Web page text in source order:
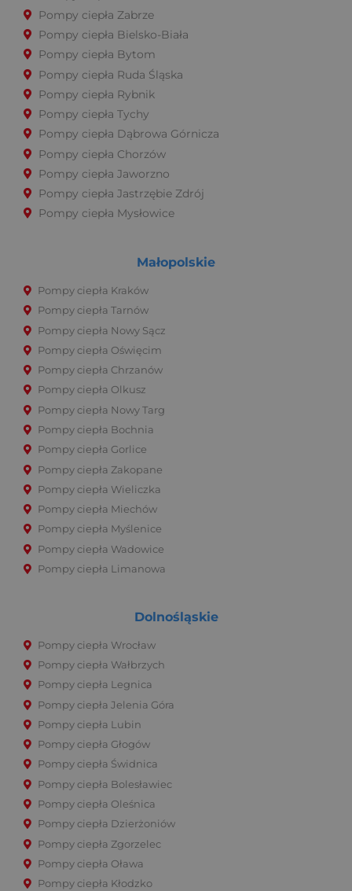
Pompy ciepła Zabrze
Pompy ciepła Bielsko-Biała
Pompy ciepła Bytom
Pompy ciepła Ruda Śląska
Pompy ciepła Rybnik
Pompy ciepła Tychy
Pompy ciepła Dąbrowa Górnicza
Pompy ciepła Chorzów
Pompy ciepła Jaworzno
Pompy ciepła Jastrzębie Zdrój
Pompy ciepła Mysłowice
Małopolskie
Pompy ciepła Kraków
Pompy ciepła Tarnów
Pompy ciepła Nowy Sącz
Pompy ciepła Oświęcim
Pompy ciepła Chrzanów
Pompy ciepła Olkusz
Pompy ciepła Nowy Targ
Pompy ciepła Bochnia
Pompy ciepła Gorlice
Pompy ciepła Zakopane
Pompy ciepła Wieliczka
Pompy ciepła Miechów
Pompy ciepła Myślenice
Pompy ciepła Wadowice
Pompy ciepła Limanowa
Dolnośląskie
Pompy ciepła Wrocław
Pompy ciepła Wałbrzych
Pompy ciepła Legnica
Pompy ciepła Jelenia Góra
Pompy ciepła Lubin
Pompy ciepła Głogów
Pompy ciepła Świdnica
Pompy ciepła Bolesławiec
Pompy ciepła Oleśnica
Pompy ciepła Dzierżoniów
Pompy ciepła Zgorzelec
Pompy ciepła Oława
Pompy ciepła Kłodzko